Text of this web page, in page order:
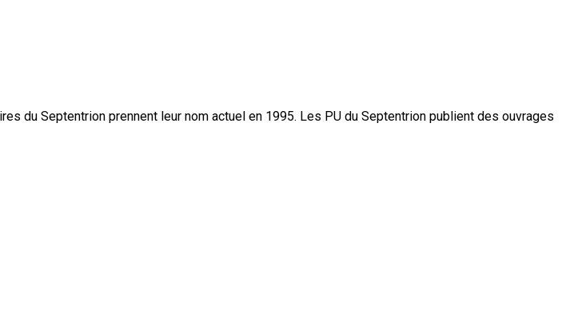
du Septentrion prennent leur nom actuel en 1995. Les PU du Septentrion publient des ouvrages